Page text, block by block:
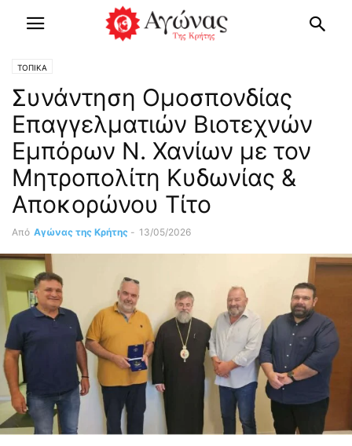
ΤΟΠΙΚΑ
Συνάντηση Ομοσπονδίας
Επαγγελματιών Βιοτεχνών
Εμπόρων Ν. Χανίων με τον
Μητροπολίτη Κυδωνίας &
Αποκορώνου Τίτο
Από Αγώνας της Κρήτης - 13/05/2026